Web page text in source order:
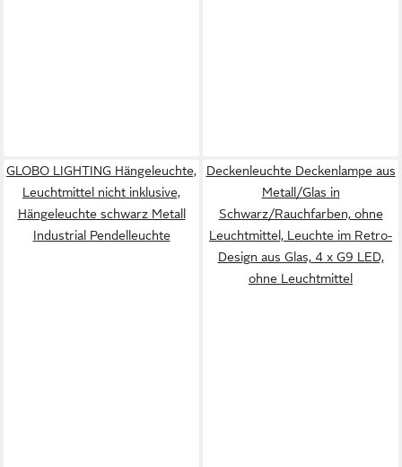
GLOBO LIGHTING Hängeleuchte,
Leuchtmittel nicht inklusive,
Hängeleuchte schwarz Metall
Industrial Pendelleuchte
Deckenleuchte Deckenlampe aus
Metall/Glas in
Schwarz/Rauchfarben, ohne
Leuchtmittel, Leuchte im Retro-
Design aus Glas, 4 x G9 LED,
ohne Leuchtmittel